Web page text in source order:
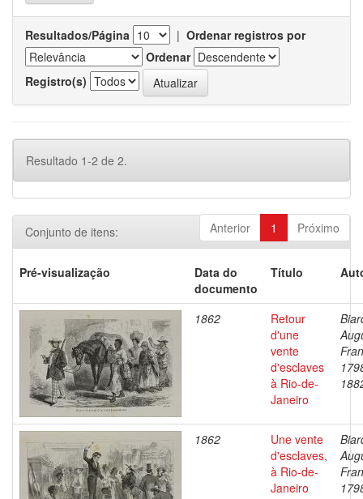
Resultados/Página | Ordenar registros por
Ordenar
Registro(s)
Resultado 1-2 de 2.
Anterior 1 Próximo
Conjunto de itens:
Pré-visualização
Data do
documento
Título
1862
Retour
d'une
vente
d'esclaves
à Rio-de-
Janeiro
1862
Une vente
d'esclaves,
à Rio-de-
Janeiro